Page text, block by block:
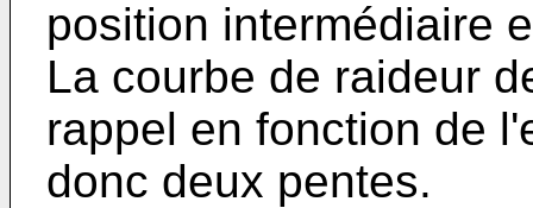
position intermédiaire
La courbe de raideur
rappel en fonction de
donc deux pentes.